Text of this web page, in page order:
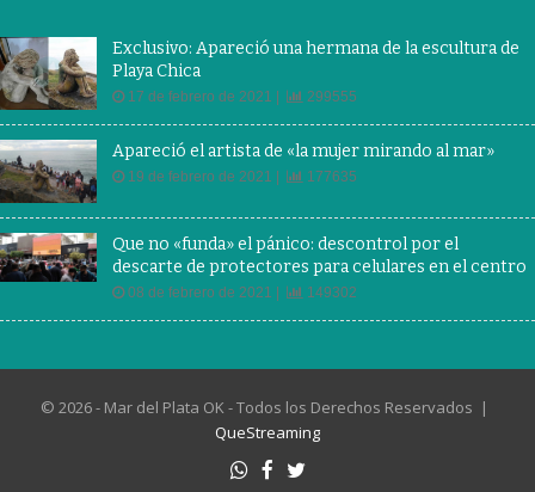
Exclusivo: Apareció una hermana de la escultura de
Playa Chica
17 de febrero de 2021 | 299555
Apareció el artista de «la mujer mirando al mar»
19 de febrero de 2021 | 177635
Que no «funda» el pánico: descontrol por el
descarte de protectores para celulares en el centro
08 de febrero de 2021 | 149302
© 2026 - Mar del Plata OK - Todos los Derechos Reservados |
QueStreaming